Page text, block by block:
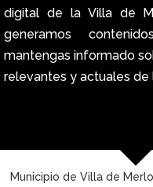
digital de la Villa de
generamos
mantengas informado
relevantes y actuales de
Municipio de Villa de